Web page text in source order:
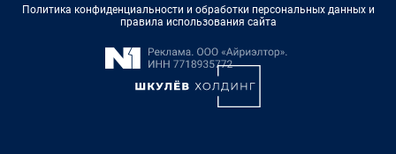
Политика конфиденциальности и обработки персональных данных и
правила использования сайта